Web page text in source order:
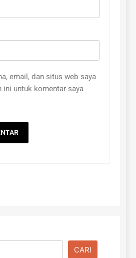
email, dan situs web saya
ini untuk komentar saya
CARI